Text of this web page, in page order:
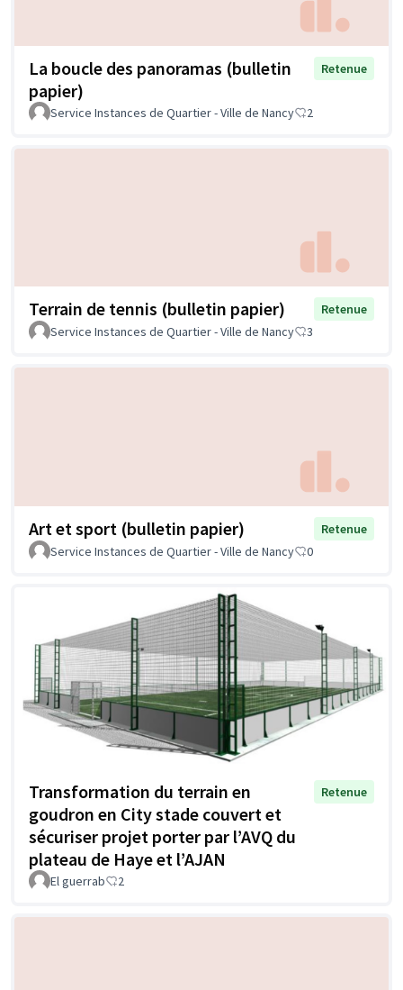
La boucle des panoramas (bulletin
papier)
Retenue
Service Instances de Quartier - Ville de Nancy 2
Terrain de tennis (bulletin papier)
Retenue
Service Instances de Quartier - Ville de Nancy
3
Art et sport (bulletin papier)
Retenue
Service Instances de Quartier - Ville de Nancy
0
Transformation du terrain en
goudron en City stade couvert et
sécuriser projet porter par l’AVQ du
plateau de Haye et l’AJAN
Retenue
El guerrab 2